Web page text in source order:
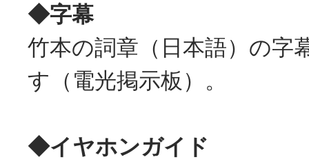
◆字幕
竹本の詞章（日本語）の字
す（電光掲示板）。
◆イヤホンガイド